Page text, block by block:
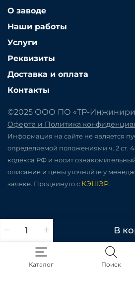
В
О заводе
Наши работы
Услуги
Реквизиты
Доставка и оплата
Контакты
©2025 ООО ПО «ТР-
Оферта и Политика
Информация на сайте не является
определяемой положениями ч. 2 ст.
кодекса РФ и носит
описание и цены уточняйте у
заявке. Продвинуто с КЭШЭР.
Каталог Поиск